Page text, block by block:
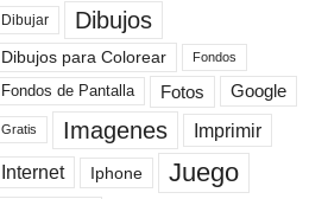
Dibujar Dibujos
Dibujos para Colorear Fondos
Fondos de Pantalla Fotos Google
Gratis Imagenes Imprimir
Internet Iphone Juego